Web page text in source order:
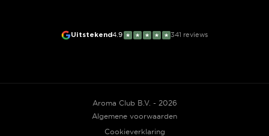
Uitstekend4.9 ★ ★ ★ ★ ★ 341 reviews
Aroma Club B.V. - 2026
Algemene voorwaarden
Cookieverklaring